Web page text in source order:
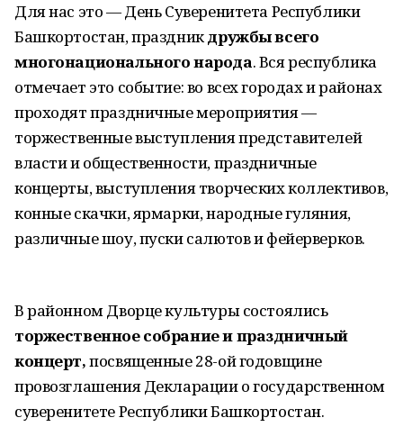
Для нас это — День Суверенитета Республики
Башкортостан, праздникдружбы всего
многонационального народа. Вся республика
отмечает это событие: во всех городах и районах
проходят праздничные мероприятия —
торжественные выступления представителей
власти и общественности, праздничные
концерты, выступления творческих коллективов,
конные скачки, ярмарки, народные гуляния,
различные шоу, пуски салютов и фейерверков.
В районном Дворце культуры состоялись
торжественное собрание и праздничный
концерт,посвященные 28-ой годовщине
провозглашения Декларации о государственном
суверенитете Республики Башкортостан.